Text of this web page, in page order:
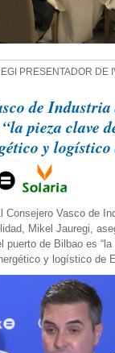
PRESENTADOR DE
de
pieza clave
y logístico
Consejero Vasco de
Mikel Jauregi,
puerto de Bilbao es
y logístico de